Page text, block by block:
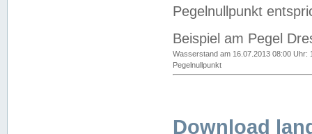
Pegelnullpunkt
Beispiel am Pegel
Wasserstand am 16.07.2013 08:00 Uhr:
Pegelnullpunkt
Download